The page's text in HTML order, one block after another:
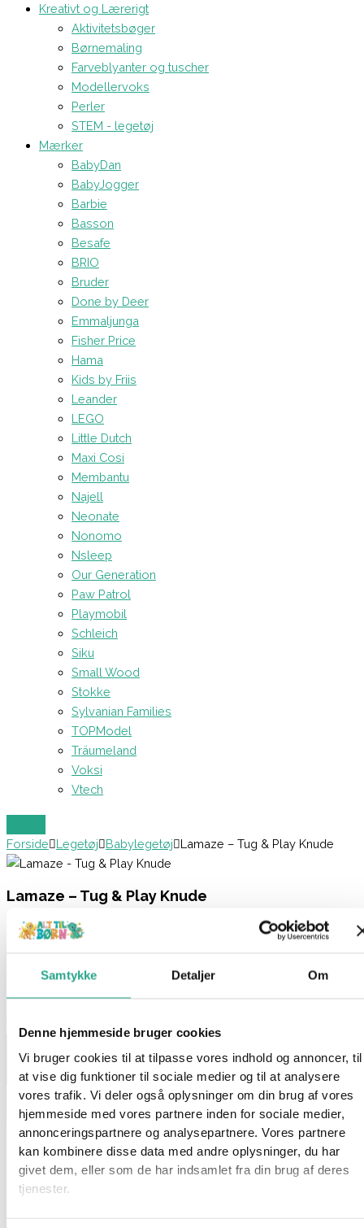
Samtykke Detaljer Om
Denne hjemmeside bruger cookies
Vi bruger cookies til at tilpasse vores indhold og annoncer, til
at vise dig funktioner til sociale medier og til at analysere
vores trafik. Vi deler også oplysninger om din brug af vores
hjemmeside med vores partnere inden for sociale medier,
annonceringspartnere og analysepartnere. Vores partnere
kan kombinere disse data med andre oplysninger, du har
givet dem, eller som de har indsamlet fra din brug af deres
tjenester.
Kreativt og Lærerigt
Aktivitetsbøger
Børnemaling
Farveblyanter og tuscher
Modellervoks
Perler
STEM - legetøj
Mærker
BabyDan
BabyJogger
Barbie
Basson
Besafe
BRIO
Bruder
Done by Deer
Emmaljunga
Fisher Price
Hama
Kids by Friis
Leander
LEGO
Little Dutch
Maxi Cosi
Membantu
Najell
Neonate
Nonomo
Nsleep
Our Generation
Paw Patrol
Playmobil
Schleich
Siku
Small Wood
Stokke
Sylvanian Families
TOPModel
Träumeland
Voksi
Vtech
Forside Legetøj Babylegetøj Lamaze – Tug & Play Knude
Lamaze – Tug & Play Knude
149,95kr.
Læg i kurv
Varenummer9406Kategorier Babylegetøj,Legetøj
Beskrivelse
Spørg om produktet